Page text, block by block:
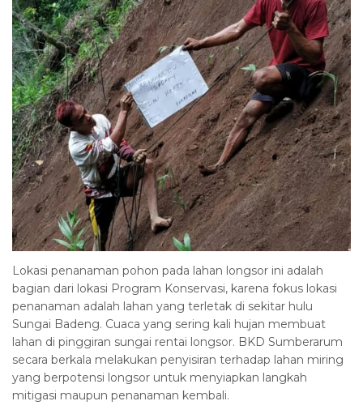
Lokasi penanaman pohon pada lahan longsor ini adalah
bagian dari lokasi Program Konservasi, karena fokus lokasi
penanaman adalah lahan yang terletak di sekitar hulu
Sungai Badeng. Cuaca yang sering kali hujan membuat
lahan di pinggiran sungai rentai longsor. BKD Sumberarum
secara berkala melakukan penyisiran terhadap lahan miring
yang berpotensi longsor untuk menyiapkan langkah
mitigasi maupun penanaman kembali.